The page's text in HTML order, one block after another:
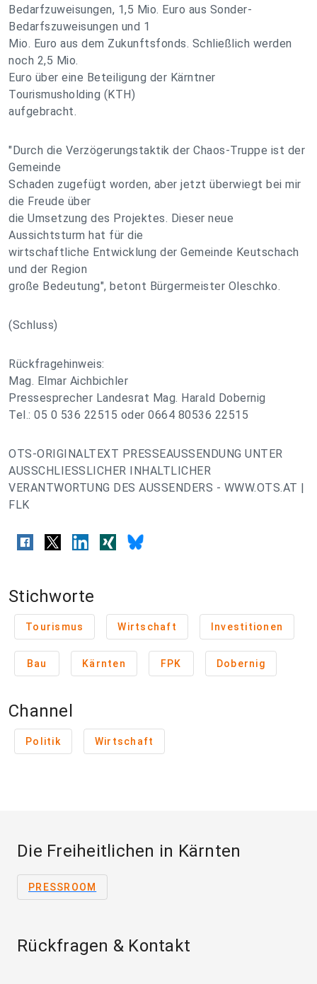
Bedarfzuweisungen, 1,5 Mio. Euro aus Sonder-
Bedarfszuweisungen und 1
Mio. Euro aus dem Zukunftsfonds. Schließlich werden
noch 2,5 Mio.
Euro über eine Beteiligung der Kärntner
Tourismusholding (KTH)
aufgebracht.
"Durch die Verzögerungstaktik der Chaos-Truppe ist der
Gemeinde
Schaden zugefügt worden, aber jetzt überwiegt bei mir
die Freude über
die Umsetzung des Projektes. Dieser neue
Aussichtsturm hat für die
wirtschaftliche Entwicklung der Gemeinde Keutschach
und der Region
große Bedeutung", betont Bürgermeister Oleschko.
(Schluss)
Rückfragehinweis:
Mag. Elmar Aichbichler
Pressesprecher Landesrat Mag. Harald Dobernig
Tel.: 05 0 536 22515 oder 0664 80536 22515
OTS-ORIGINALTEXT PRESSEAUSSENDUNG UNTER
AUSSCHLIESSLICHER INHALTLICHER
VERANTWORTUNG DES AUSSENDERS - WWW.OTS.AT |
FLK
Stichworte
Tourismus Wirtschaft Investitionen
Bau Kärnten FPK Dobernig
Channel
Politik Wirtschaft
Die Freiheitlichen in Kärnten
PRESSROOM
Rückfragen & Kontakt